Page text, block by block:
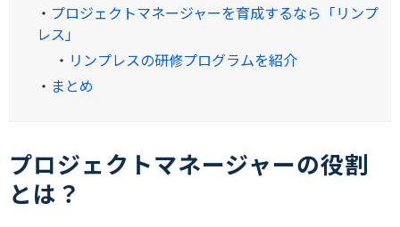
・ プロジェクトマネージャーを育成するなら「リンプ
レス」
・ リンプレスの研修プログラムを紹介
・ まとめ
プロジェクトマネージャーの役割
とは？